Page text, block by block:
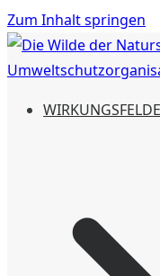
Zum Inhalt springen
Die Wilde der
Aktiven Naturschutz